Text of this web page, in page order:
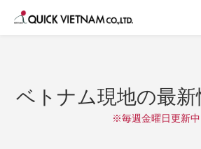
ベトナム現地の最新
※毎週金曜日更新中